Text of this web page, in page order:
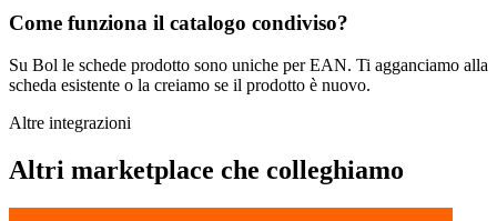
Come funziona il catalogo condiviso?
Su Bol le schede prodotto sono uniche per EAN. Ti agganciamo alla
scheda esistente o la creiamo se il prodotto è nuovo.
Altre integrazioni
Altri marketplace che colleghiamo